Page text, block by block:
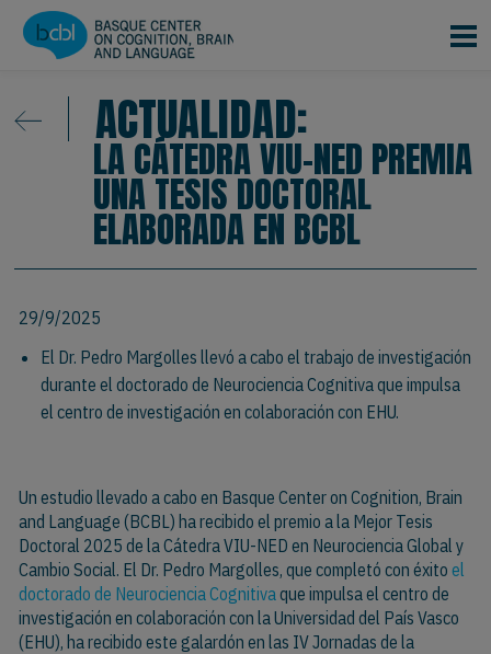
Pasar al contenido principal
ACTUALIDAD:
LA CÁTEDRA VIU-NED PREMIA
UNA TESIS DOCTORAL
ELABORADA EN BCBL
29/9/2025
El Dr. Pedro Margolles llevó a cabo el trabajo de investigación
durante el doctorado de Neurociencia Cognitiva que impulsa
el centro de investigación en colaboración con EHU.
Un estudio llevado a cabo en Basque Center on Cognition, Brain
and Language (BCBL) ha recibido el premio a la Mejor Tesis
Doctoral 2025 de la Cátedra VIU-NED en Neurociencia Global y
Cambio Social. El Dr. Pedro Margolles, que completó con éxitoel
doctorado de Neurociencia Cognitivaque impulsa el centro de
investigación en colaboración con la Universidad del País Vasco
(EHU), ha recibido este galardón en las IV Jornadas de la